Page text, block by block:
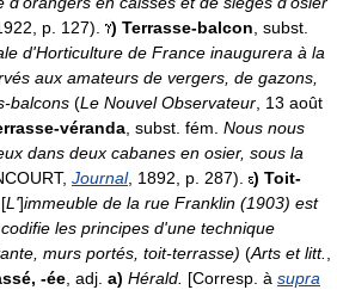
p. 127). ) Terrasse-balcon, subst.
d'Horticulture de France inaugurera à la
aux amateurs de vergers, de gazons,
balcons (Le Nouvel Observateur, 13 août
véranda, subst. fém. Nous nous
dans deux cabanes en osier, sous la
Journal, 1892, p. 287). ) Toit-
L']immeuble de la rue Franklin (1903) est
les principes d'une technique
murs portés, toit-terrasse) (Arts et litt.,
-ée, adj. a) Hérald. [Corresp. à supra